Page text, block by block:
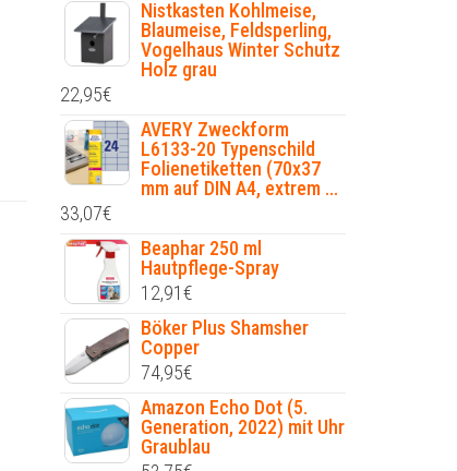
Nistkasten Kohlmeise,
Blaumeise, Feldsperling,
Vogelhaus Winter Schutz
Holz grau
22,95€
AVERY Zweckform
L6133-20 Typenschild
Folienetiketten (70x37
mm auf DIN A4, extrem ...
33,07€
Beaphar 250 ml
Hautpflege-Spray
12,91€
Böker Plus Shamsher
Copper
74,95€
Amazon Echo Dot (5.
Generation, 2022) mit Uhr
Graublau